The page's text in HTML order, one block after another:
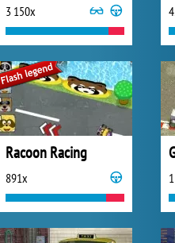
3 150x
Racoon Racing
891x